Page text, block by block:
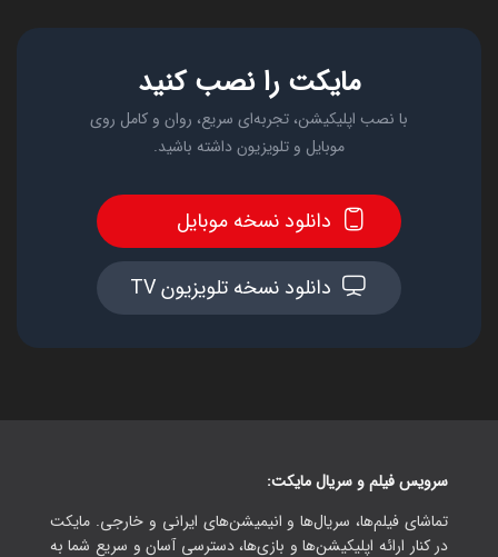
مایکت را نصب کنید
با نصب اپلیکیشن، تجربه‌ای سریع، روان و کامل روی
موبایل و تلویزیون داشته باشید.
دانلود نسخه موبایل
دانلود نسخه تلویزیون TV
سرویس فیلم و سریال مایکت:
تماشای فیلم‌ها، سریال‌ها و انیمیشن‌های ایرانی و خارجی. مایکت
در کنار ارائه اپلیکیشن‌ها و بازی‌ها، دسترسی آسان و سریع شما به